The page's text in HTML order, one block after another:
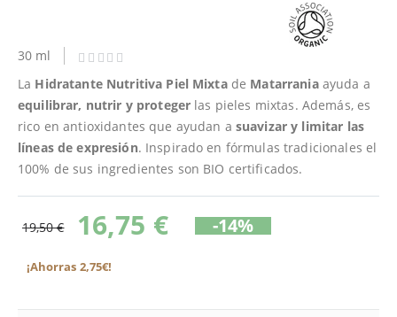
imágenes
30 ml
La Hidratante Nutritiva Piel Mixtade Matarraniaayuda a
equilibrar, nutrir y proteger las pieles mixtas. Además, es
rico en antioxidantes que ayudan a suavizar y limitar las
líneas de expresión. Inspirado en fórmulas tradicionales el
100% de sus ingredientes son BIO certificados.
19,50 € 16,75 € -14%
¡Ahorras 2,75€!